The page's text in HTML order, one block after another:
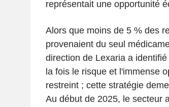
représentait une opportunité
Alors que moins de 5 % des
provenaient du seul
direction de Lexaria a
la fois le risque et l'immense
restreint ; cette stratégie
Au début de 2025, le secteur